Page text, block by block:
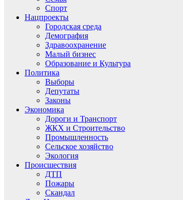
Спорт
Нацпроекты
Городская среда
Демография
Здравоохранение
Малый бизнес
Образование и Культура
Политика
Выборы
Депутаты
Законы
Экономика
Дороги и Транспорт
ЖКХ и Строительство
Промышленность
Сельское хозяйство
Экология
Происшествия
ДТП
Пожары
Скандал